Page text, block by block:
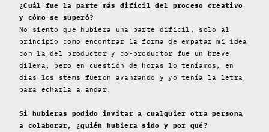
¿Cuál fue la parte más difícil del proceso creativo
y cómo se superó?
No siento que hubiera una parte dificil, solo al
principio como encontrar la forma de empatar mi idea
con la del productor y co-productor fue un breve
dilema, pero en cuestión de horas lo teníamos, en
días los stems fueron avanzando y yo tenía la letra
para echarla a andar.
Si hubieras podido invitar a cualquier otra persona
a colaborar, ¿quién hubiera sido y por qué?